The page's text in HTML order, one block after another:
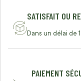
SATISFAIT OU
Dans un délai de
PAIEMENT